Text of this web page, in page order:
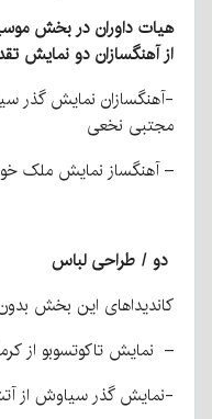
هیات داوران در بخش
از آهنگسازان دو نمایش
-آهنگسازان نمایش گذر
مجتبی نخعی
– آهنگساز نمایش ملک
دو / طراحی لباس
کاندیداهای این بخش
– نمایش تاکوتسوبو از
-نمایش گذر سیاوش از